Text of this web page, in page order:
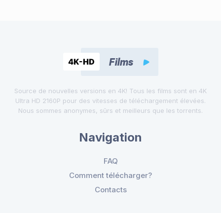
Source de nouvelles versions en 4K! Tous les films sont en 4K
Ultra HD 2160P pour des vitesses de téléchargement élevées.
Nous sommes anonymes, sûrs et meilleurs que les torrents.
Navigation
FAQ
Comment télécharger?
Contacts